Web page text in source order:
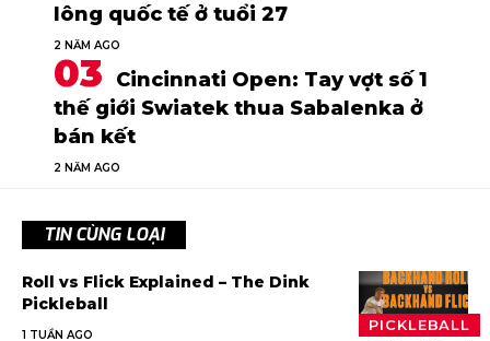
lông quốc tế ở tuổi 27
2 NĂM AGO
Cincinnati Open: Tay vợt số 1
thế giới Swiatek thua Sabalenka ở
bán kết
2 NĂM AGO
TIN CÙNG LOẠI
PICKLEBALL
Roll vs Flick Explained – The Dink
Pickleball
1 TUẦN AGO